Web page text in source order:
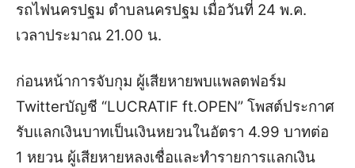
รถไฟนครปฐม ตำบลนครปฐม เมื่อวันที่ 24 พ.ค.
เวลาประมาณ 21.00 น.
ก่อนหน้าการจับกุม ผู้เสียหายพบแพลตฟอร์ม
Twitterบัญชี “LUCRATIF ft.OPEN” โพสต์ประกาศ
รับแลกเงินบาทเป็นเงินหยวนในอัตรา 4.99 บาทต่อ
1 หยวน ผู้เสียหายหลงเชื่อและทำรายการแลกเงิน